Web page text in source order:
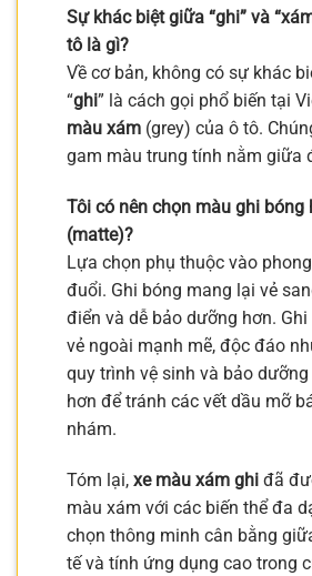
Sự khác biệt giữa “ghi” và
tô là gì?
Về cơ bản, không có sự khác
“ghi” là cách gọi phổ biến tại
màu xám (grey) của ô tô.
gam màu trung tính nằm giữa
Tôi có nên chọn màu ghi bóng
(matte)?
Lựa chọn phụ thuộc vào
đuổi. Ghi bóng mang lại vẻ
điển và dễ bảo dưỡng hơn.
vẻ ngoài mạnh mẽ, độc đáo
quy trình vệ sinh và bảo
hơn để tránh các vết dầu mỡ
nhám.
Tóm lại, xe màu xám ghi đã
màu xám với các biến thể đa
chọn thông minh cân bằng
tế và tính ứng dụng cao trong